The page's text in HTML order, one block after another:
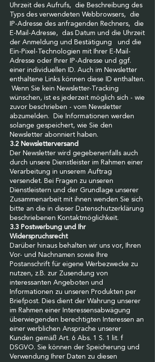
Uhrzeit des Aufrufs, die Beschreibung des
Typs des verwendeten Webbrowsers, die
IP-Adresse des anfragenden Rechners, die
E-Mail-Adresse, das Datum und die Uhrzeit
der Anmeldung und Bestätigung und die
Ein-Pixel-Technologien mit Ihrer E-Mail-
Adresse oder Ihrer IP-Adresse und ggf.
einer individuellen ID. Auch im Newsletter
enthaltene Links können diese ID enthalten.
Wenn Sie kein Newsletter-Tracking
wünschen, ist es jederzeit möglich sich - wie
zuvor beschrieben - vom Newsletter
abzumelden. Die Informationen werden
solange gespeichert, wie Sie den
Newsletter abonniert haben.
3.2 Newsletterversand
Der Newsletter wird gegebenenfalls auch
durch unsere Dienstleister im Rahmen einer
Verarbeitung in unserem Auftrag
versendet. Bei Fragen zu unseren
Dienstleistern und der Grundlage unserer
Zusammenarbeit mit ihnen wenden Sie sich
bitte an die in dieser Datenschutzerklärung
beschriebenen Kontaktmöglichkeit.
3.3 Postwerbung und Ihr
Widerspruchsrecht
Darüber hinaus behalten wir uns vor, Ihren
Vor- und Nachnamen sowie Ihre
Postanschrift für eigene Werbezwecke zu
nutzen, z.B. zur Zusendung von
interessanten Angeboten und
Informationen zu unseren Produkten per
Briefpost. Dies dient der Wahrung unserer
im Rahmen einer Interessensabwägung
überwiegenden berechtigten Interessen an
einer werblichen Ansprache unserer
Kunden gemäß Art. 6 Abs. 1 S. 1 lit. f
DSGVO. Sie können der Speicherung und
Verwendung Ihrer Daten zu diesen